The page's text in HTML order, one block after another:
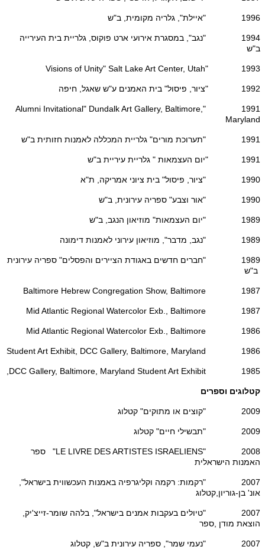
1996 "איילת", גלריה מקומית, ב"ש
1994 "נגב", במסגרת אירועי ארט פוקוס, גלריית בית העירייה
ב"ש
1993 "Visions of Unity" Salt Lake Art Center, Utah
1992 "ציור, פיסול" בית האמנים ע"ש שאגל, חיפה
1991 "Alumni Invitational" Dundalk Art Gallery, Baltimore,
Maryland
1991 "תערוכת מורים" גלריית המכללה לאמנות חזותית ב"ש
1991 "יום העצמאות " גלריית עיריית ב"ש
1990 "ציור, פיסול" בית ציוני אמריקה, ת"א
1990 "אור וצבע" ספריה עירונית, ב"ש
1989 "יום העצמאות" מוזיאון הנגב, ב"ש
1989 "נגב, מדבר", מוזיאון עירוני לאמנות דימונה
1989 "חברים חדשים באגודת הציירים והפסלים" ספריה עירונית
ב"ש
1987 Baltimore Hebrew Congregation Show, Baltimore
1987 Mid Atlantic Regional Watercolor Exb., Baltimore
1986 Mid Atlantic Regional Watercolor Exb., Baltimore
1986 Student Art Exhibit, DCC Gallery, Baltimore, Maryland
1985 DCC Gallery, Baltimore, Maryland Student Art Exhibit,
קטלוגים וספרים
2009 "קוצים או מתוקים" קטלוג
2009 "תבשילי חיים" קטלוג
2008 "LE LIVRE DES ARTISTES ISRAELIENS" ספר
האמנות הישראלית
2007 "רקמות: רקמה וקליגרפיה באמנות העכשווית בישראל",
אונ' בן-גוריון,קטלוג
2007 "טיולים בעקבות אמנים בישראל", בלהה שומר-זייצ'יק,
הוצאת מודן ,ספר
2007 "נעמי שמר", ספריה עירונית ב"ש, קטלוג